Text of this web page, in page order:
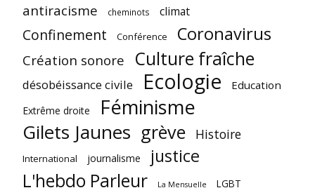
antiracisme cheminots climat
Confinement Conférence Coronavirus
Création sonore Culture fraîche
désobéissance civile Ecologie Education
Extrême droite Féminisme
Gilets Jaunes grève Histoire
International journalisme justice
L'hebdo Parleur La Mensuelle
LGBT